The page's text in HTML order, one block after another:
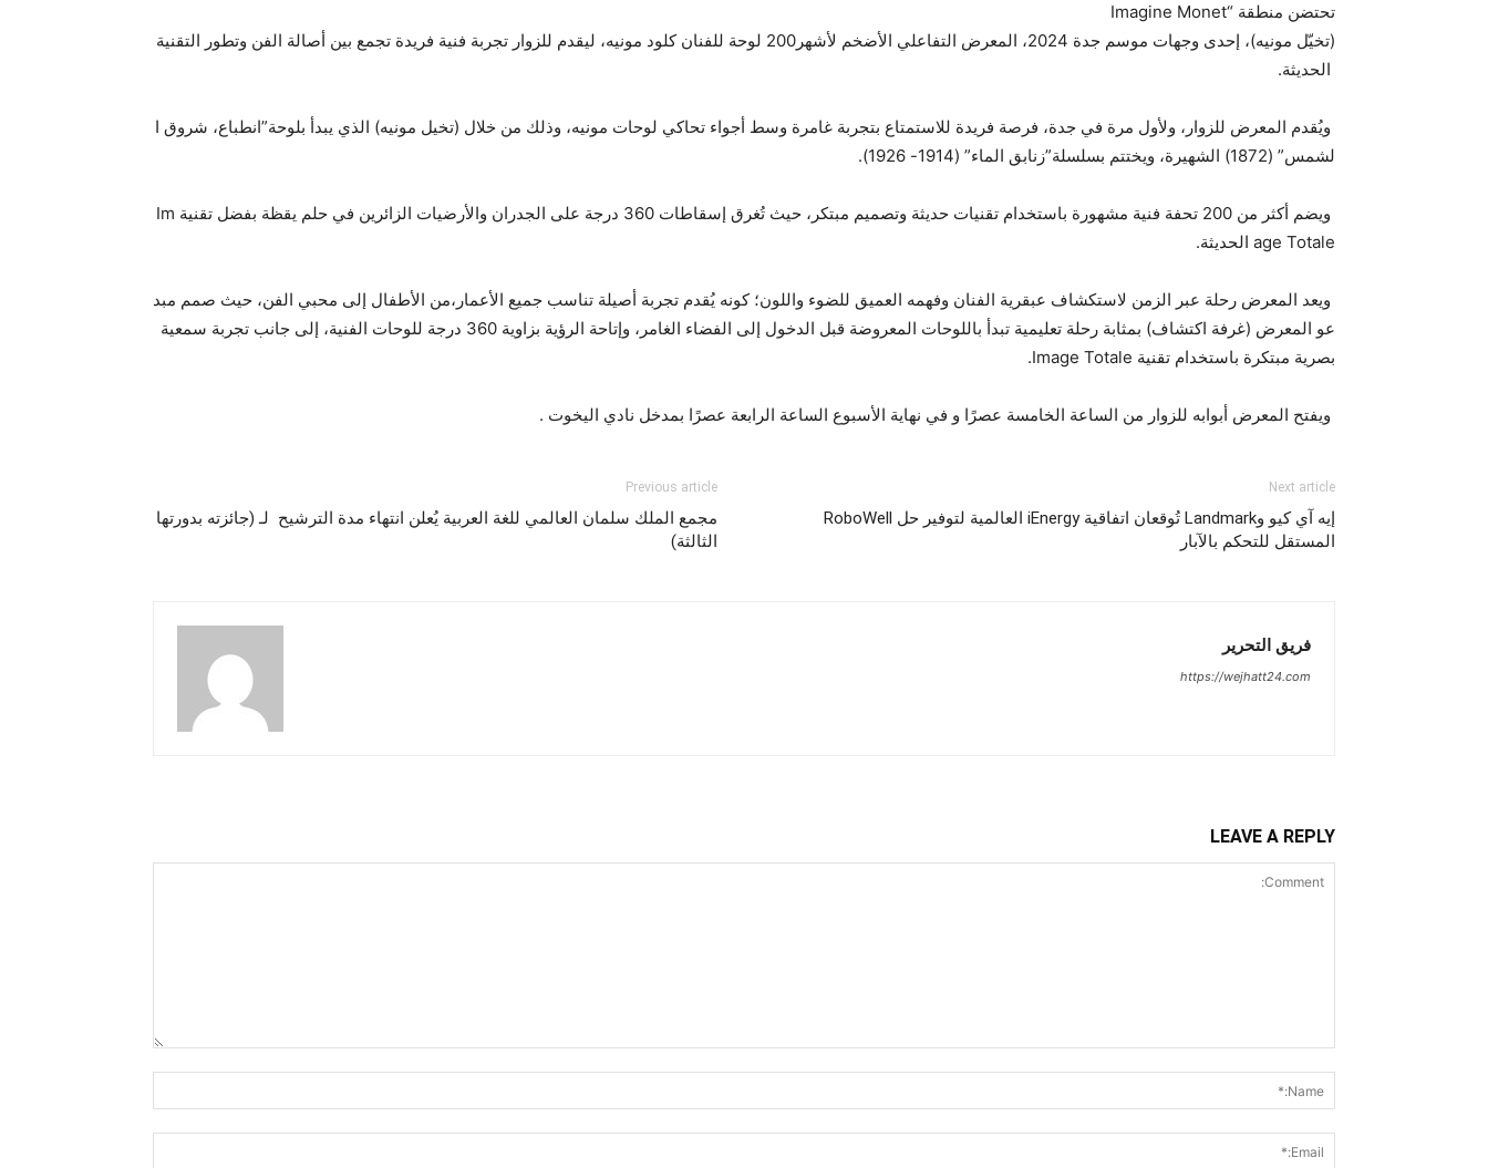
تحتضن منطقة “Imagine Monet
(تخيّل مونيه)، إحدى وجهات موسم جدة 2024، المعرض التفاعلي الأضخم لأشهر200 لوحة للفنان كلود مونيه، ليقدم للزوار تجربة فنية فريدة تجمع بين أصالة الفن وتطور التقنية
الحديثة.
ويُقدم المعرض للزوار، ولأول مرة في جدة، فرصة فريدة للاستمتاع بتجربة غامرة وسط أجواء تحاكي لوحات مونيه، وذلك من خلال (تخيل مونيه) الذي يبدأ بلوحة”انطباع، شروق ا
لشمس” (1872) الشهيرة، ويختتم بسلسلة”زنابق الماء” (1914- 1926).
ويضم أكثر من 200 تحفة فنية مشهورة باستخدام تقنيات حديثة وتصميم مبتكر، حيث تُغرق إسقاطات 360 درجة على الجدران والأرضيات الزائرين في حلم يقظة بفضل تقنية Im
age Totale الحديثة.
ويعد المعرض رحلة عبر الزمن لاستكشاف عبقرية الفنان وفهمه العميق للضوء واللون؛ كونه يُقدم تجربة أصيلة تناسب جميع الأعمار،من الأطفال إلى محبي الفن، حيث صمم مبد
عو المعرض (غرفة اكتشاف) بمثابة رحلة تعليمية تبدأ باللوحات المعروضة قبل الدخول إلى الفضاء الغامر، وإتاحة الرؤية بزاوية 360 درجة للوحات الفنية، إلى جانب تجربة سمعية
بصرية مبتكرة باستخدام تقنية Image Totale.
ويفتح المعرض أبوابه للزوار من الساعة الخامسة عصرًا و في نهاية الأسبوع الساعة الرابعة عصرًا بمدخل نادي اليخوت .
Previous article
مجمع الملك سلمان العالمي للغة العربية يُعلن انتهاء مدة الترشيح لـ (جائزته بدورتها
الثالثة)
Next article
إيه آي كيو وLandmark تُوقعان اتفاقية iEnergy العالمية لتوفير حل RoboWell
المستقل للتحكم بالآبار
فريق التحرير
https://wejhatt24.com
LEAVE A REPLY